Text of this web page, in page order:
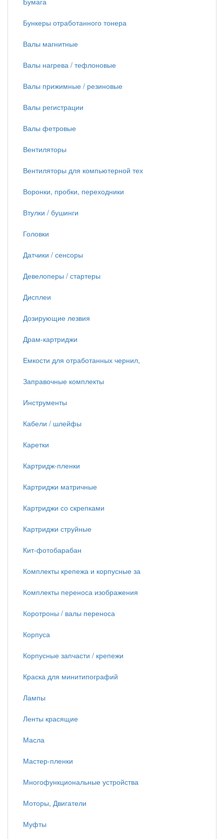
Бункеры отработанного тонера
Валы магнитные
Валы нагрева / тефлоновые
Валы прижимные / резиновые
Валы регистрации
Валы фетровые
Вентиляторы
Вентиляторы для компьютерной тех
Воронки, пробки, переходники
Втулки / бушинги
Головки
Датчики / сенсоры
Девелоперы / стартеры
Дисплеи
Дозирующие лезвия
Драм-картриджи
Емкости для отработанных чернил,
Заправочные комплекты
Инструменты
Кабели / шлейфы
Каретки
Картридж-пленки
Картриджи матричные
Картриджи со скрепками
Картриджи струйные
Кит-фотобарабан
Комплекты крепежа и корпусные за
Комплекты переноса изображения
Коротроны / валы переноса
Корпуса
Корпусные запчасти / крепежи
Краска для минитипографий
Лампы
Ленты красящие
Масла
Мастер-пленки
Многофункциональные устройства
Моторы, Двигатели
Муфты